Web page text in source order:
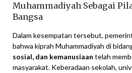
Muhammadiyah Sebagai
Bangsa
Dalam kesempatan tersebut,
bahwa kiprah Muhammadiyah di
sosial, dan kemanusiaan telah
masyarakat. Keberadaan sekolah,